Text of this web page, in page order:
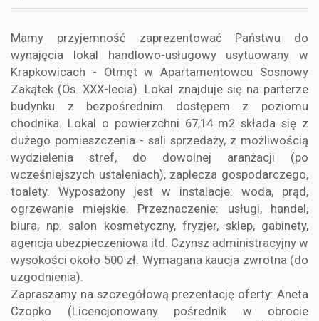
Mamy przyjemność zaprezentować Państwu do
wynajęcia lokal handlowo-usługowy usytuowany w
Krapkowicach - Otmęt w Apartamentowcu Sosnowy
Zakątek (Os. XXX-lecia). Lokal znajduje się na parterze
budynku z bezpośrednim dostępem z poziomu
chodnika. Lokal o powierzchni 67,14 m2 składa się z
dużego pomieszczenia - sali sprzedaży, z możliwością
wydzielenia stref, do dowolnej aranżacji (po
wcześniejszych ustaleniach), zaplecza gospodarczego,
toalety. Wyposażony jest w instalacje: woda, prąd,
ogrzewanie miejskie. Przeznaczenie: usługi, handel,
biura, np. salon kosmetyczny, fryzjer, sklep, gabinety,
agencja ubezpieczeniowa itd. Czynsz administracyjny w
wysokości około 500 zł. Wymagana kaucja zwrotna (do
uzgodnienia).
Zapraszamy na szczegółową prezentację oferty: Aneta
Czopko (Licencjonowany pośrednik w obrocie